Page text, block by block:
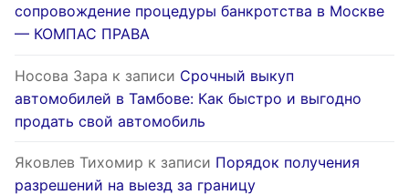
сопровождение процедуры банкротства в Москве
— КОМПАС ПРАВА
Носова Зара к записи Срочный выкуп
автомобилей в Тамбове: Как быстро и выгодно
продать свой автомобиль
Яковлев Тихомир к записи Порядок получения
разрешений на выезд за границу